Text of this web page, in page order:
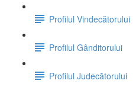
Profilul Vindecătorului
Profilul Gânditorului
Profilul Judecătorului